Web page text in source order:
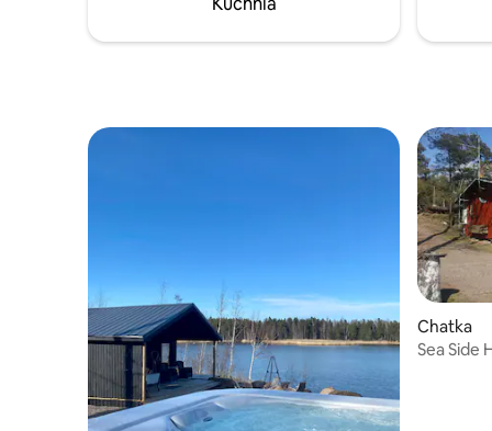
i duże łóżko podwójne, a główny
budynek ma rozkładaną sofę oraz łóżko
i materac na werandzie. Elektroniczna
i
oraz
Chatka
Sea Side